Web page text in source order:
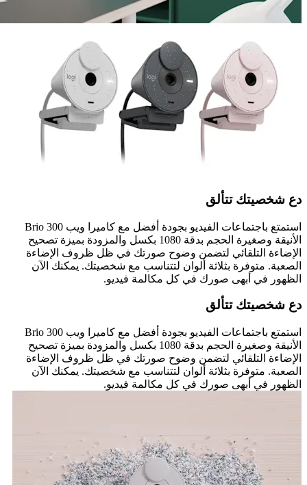
دع شخصيتك تتألق
استمتع باجتماعات الفيديو بجودة أفضل مع كاميرا ويب Brio 300
الأنيقة وصغيرة الحجم بدقة 1080 بكسل والمزودة بميزة تصحيح
الإضاءة التلقائي لتضمن وضوح صورتك في ظل ظروف الإضاءة
الصعبة. متوفرة بثلاثة ألوان لتتناسب مع شخصيتك. يمكنك الآن
الظهور في أبهى صورك في كل مكالمة فيديو.
دع شخصيتك تتألق
استمتع باجتماعات الفيديو بجودة أفضل مع كاميرا ويب Brio 300
الأنيقة وصغيرة الحجم بدقة 1080 بكسل والمزودة بميزة تصحيح
الإضاءة التلقائي لتضمن وضوح صورتك في ظل ظروف الإضاءة
الصعبة. متوفرة بثلاثة ألوان لتتناسب مع شخصيتك. يمكنك الآن
الظهور في أبهى صورك في كل مكالمة فيديو.